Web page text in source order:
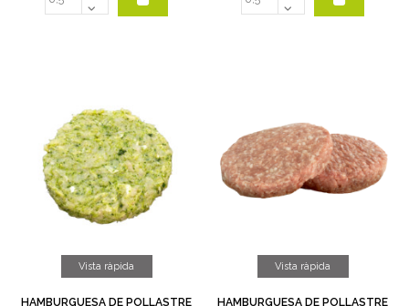
Vista ràpida
HAMBURGUESA DE POLLASTRE
Vista ràpida
HAMBURGUESA DE POLLASTRE